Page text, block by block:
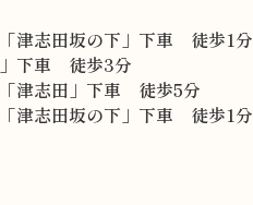
津志田坂の下」下車 徒歩1分
下車 徒歩3分
津志田」下車 徒歩5分
津志田坂の下」下車 徒歩1分